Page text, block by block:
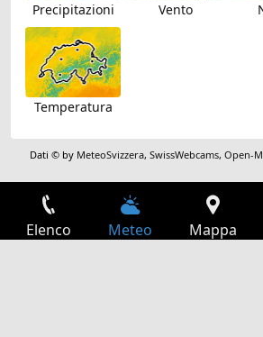
Precipitazioni Vento
Temperatura
Dati © by MeteoSvizzera,SwissWebcams,Open-
Elenco Meteo Mappa